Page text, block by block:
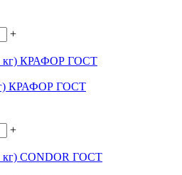
+
КРАФОР ГОСТ
+